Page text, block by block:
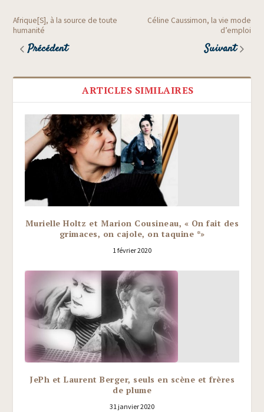
Afrique[S], à la source de toute
humanité
Précédent
Céline Caussimon, la vie mode
d’emploi
Suivant
ARTICLES SIMILAIRES
Murielle Holtz et Marion Cousineau, « On fait des
grimaces, on cajole, on taquine *»
1 février 2020
JePh et Laurent Berger, seuls en scène et frères
de plume
31 janvier 2020